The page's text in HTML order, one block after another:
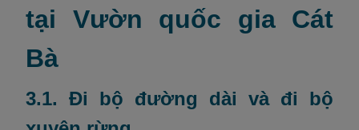
tại Vườn quốc gia Cát
Bà
3.1. Đi bộ đường dài và đi bộ